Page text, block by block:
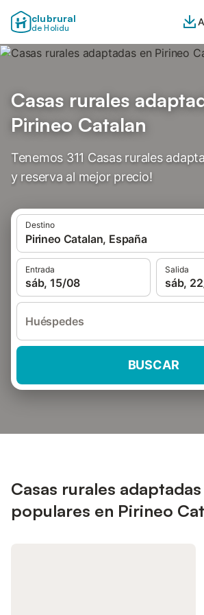
clubrural
de Holidu
Casas rurales
Pirineo Catalan
Tenemos 311 Casas rurales
y reserva al mejor precio!
Destino
Pirineo Catalan, España
Entrada
sáb, 15/08
Salida
sáb,
Huéspedes
BUSCAR
Casas rurales
populares en Pirineo